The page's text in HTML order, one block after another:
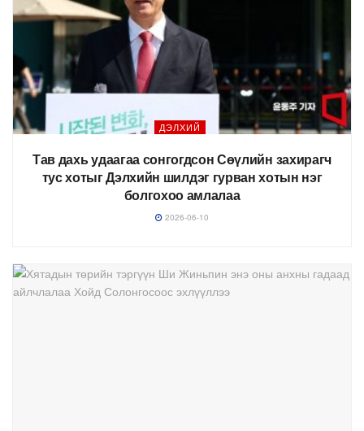
ДЭЛХИЙ
Тав дахь удаагаа сонгогдсон Сөүлийн захирагч
тус хотыг Дэлхийн шилдэг гурван хотын нэг
болгохоо амлалаа
2026-06-10